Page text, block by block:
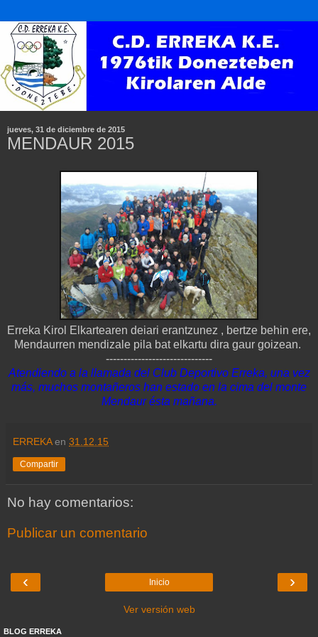
jueves, 31 de diciembre de 2015
MENDAUR 2015
Erreka Kirol Elkartearen deiari erantzunez , bertze behin ere,
Mendaurren mendizale pila bat elkartu dira gaur goizean.
------------------------------
Atendiendo a la llamada del Club Deportivo Erreka, una vez
más, muchos montañeros han estado en la cima del monte
Mendaur ésta mañana.
ERREKA en 31.12.15
Compartir
No hay comentarios:
Publicar un comentario
‹ ›
Inicio
Ver versión web
BLOG ERREKA